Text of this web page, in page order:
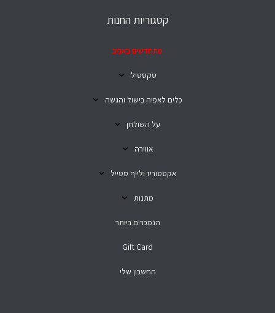
קטגוריות החנות
מתחדשים באביב
טקסטיל
כלים לאפיה בישול והגשה
על השולחן
אווירה
אקססוריז ולייף סטייל
מתנות
הנמכרים ביותר
Gift Card
החשבון שלי